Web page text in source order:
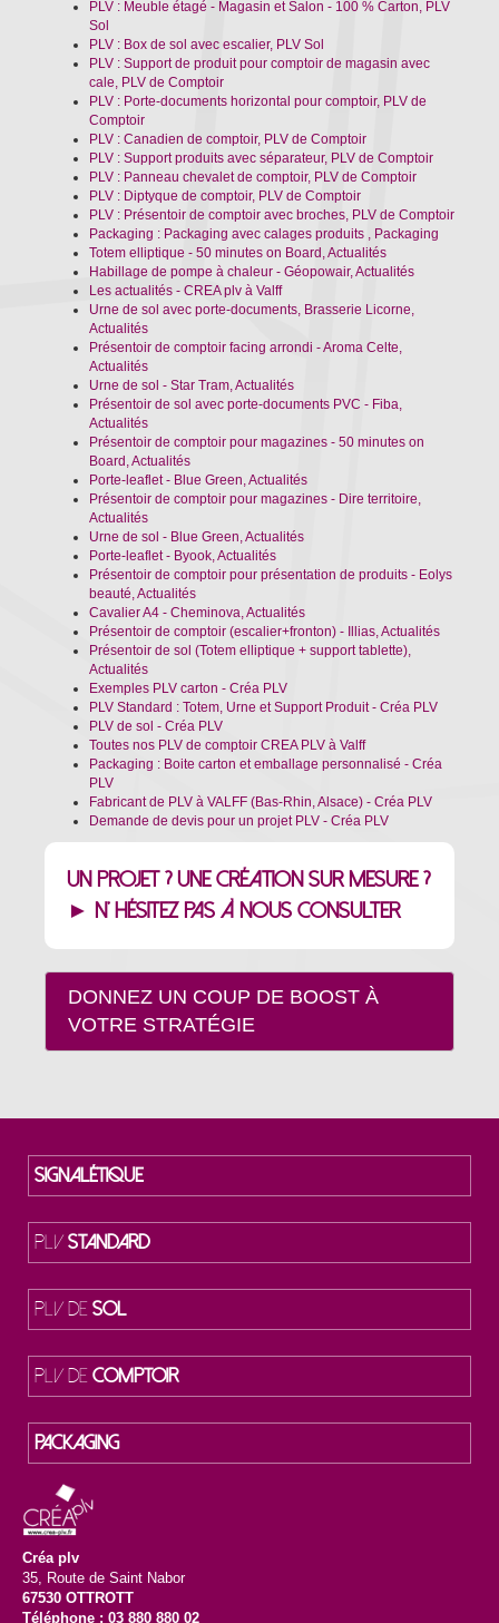
PLV : Meuble étagé - Magasin et Salon - 100 % Carton, PLV
Sol
PLV : Box de sol avec escalier, PLV Sol
PLV : Support de produit pour comptoir de magasin avec
cale, PLV de Comptoir
PLV : Porte-documents horizontal pour comptoir, PLV de
Comptoir
PLV : Canadien de comptoir, PLV de Comptoir
PLV : Support produits avec séparateur, PLV de Comptoir
PLV : Panneau chevalet de comptoir, PLV de Comptoir
PLV : Diptyque de comptoir, PLV de Comptoir
PLV : Présentoir de comptoir avec broches, PLV de Comptoir
Packaging : Packaging avec calages produits , Packaging
Totem elliptique - 50 minutes on Board, Actualités
Habillage de pompe à chaleur - Géopowair, Actualités
Les actualités - CREA plv à Valff
Urne de sol avec porte-documents, Brasserie Licorne,
Actualités
Présentoir de comptoir facing arrondi - Aroma Celte,
Actualités
Urne de sol - Star Tram, Actualités
Présentoir de sol avec porte-documents PVC - Fiba,
Actualités
Présentoir de comptoir pour magazines - 50 minutes on
Board, Actualités
Porte-leaflet - Blue Green, Actualités
Présentoir de comptoir pour magazines - Dire territoire,
Actualités
Urne de sol - Blue Green, Actualités
Porte-leaflet - Byook, Actualités
Présentoir de comptoir pour présentation de produits - Eolys
beauté, Actualités
Cavalier A4 - Cheminova, Actualités
Présentoir de comptoir (escalier+fronton) - Illias, Actualités
Présentoir de sol (Totem elliptique + support tablette),
Actualités
Exemples PLV carton - Créa PLV
PLV Standard : Totem, Urne et Support Produit - Créa PLV
PLV de sol - Créa PLV
Toutes nos PLV de comptoir CREA PLV à Valff
Packaging : Boite carton et emballage personnalisé - Créa
PLV
Fabricant de PLV à VALFF (Bas-Rhin, Alsace) - Créa PLV
Demande de devis pour un projet PLV - Créa PLV
Un projet ?Une création sur mesure ?
► N' hésitez pas à nous consulter
DONNEZ UN COUP DE BOOST À
VOTRE STRATÉGIE
SIGNALÉTIQUE
PLVSTANDARD
PLV DESOL
PLV DECOMPTOIR
PACKAGING
Créa plv
35, Route de Saint Nabor
67530 OTTROTT
Téléphone : 03 880 880 02